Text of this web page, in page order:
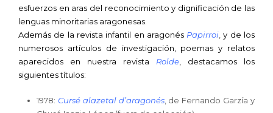
esfuerzos en aras del reconocimiento y dignificación de las
lenguas minoritarias aragonesas.
Además de la revista infantil en aragonés Papirroi y de los
numerosos artículos de investigación, poemas y relatos
aparecidos en nuestra revista
Rolde , destacamos los
siguientes títulos:
1978: Cursé alazetal d’aragonés, de Fernando Garzía y